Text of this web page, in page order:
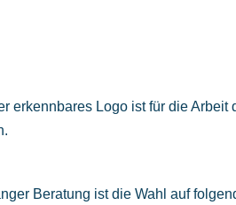
erkennbares Logo ist für die Arbeit
Beratung ist die Wahl auf